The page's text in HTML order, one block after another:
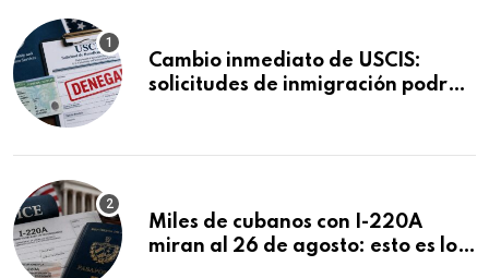
Cambio inmediato de USCIS:
solicitudes de inmigración podrán
Miles de cubanos con I-220A
miran al 26 de agosto: esto es lo